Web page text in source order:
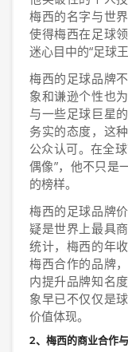
梅西的名字与世
使得梅西在足球
迷心目中的“足球王
梅西的足球品牌
象和谦逊个性也
与一些足球巨星
务实的态度，这
公众认可。在全
偶像”，他不只是
的榜样。
梅西的足球品牌
疑是世界上最具
统计，梅西的年
梅西合作的品牌
内提升品牌知名
象早已不仅仅是
价值体现。
2、梅西的商业合作